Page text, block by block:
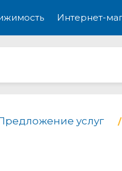
Интернет-
услуг